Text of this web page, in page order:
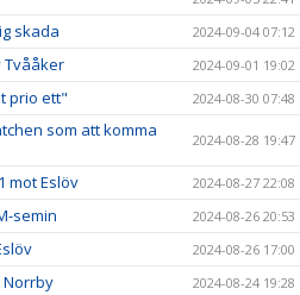
skada 2024-09-04 07:12
Tvååker 2024-09-01 19:02
prio ett" 2024-08-30 07:48
som att komma
2024-08-28 19:47
mot Eslöv 2024-08-27 22:08
semin 2024-08-26 20:53
2024-08-26 17:00
Norrby 2024-08-24 19:28